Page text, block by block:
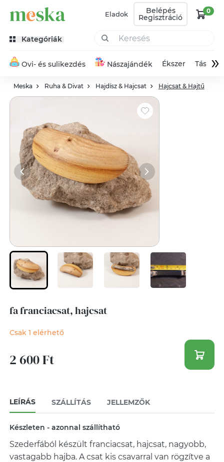
Eladok Belépés
Regisztráció
0
Kategóriák
Ovi- és sulikezdés Nászajándék Ékszer Táska»
Meska Ruha & Divat Hajdísz & Hajcsat Hajcsat & Hajtű
fa franciacsat, hajcsat
Csak 1 elérhető
2 600 Ft
LEÍRÁS SZÁLLÍTÁS JELLEMZŐK
Készleten - azonnal szállítható
Szederfából készült franciacsat, hajcsat, nagyobb,
vastagabb hajba. A csat kis csavarral van rögzítve a